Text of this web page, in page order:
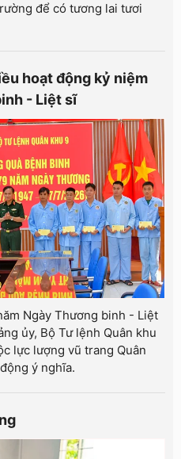
để có tương lai tươi
hoạt động kỷ niệm
- Liệt sĩ
Ngày Thương binh - Liệt
ủy, Bộ Tư lệnh Quân khu
lực lượng vũ trang Quân
ý nghĩa.